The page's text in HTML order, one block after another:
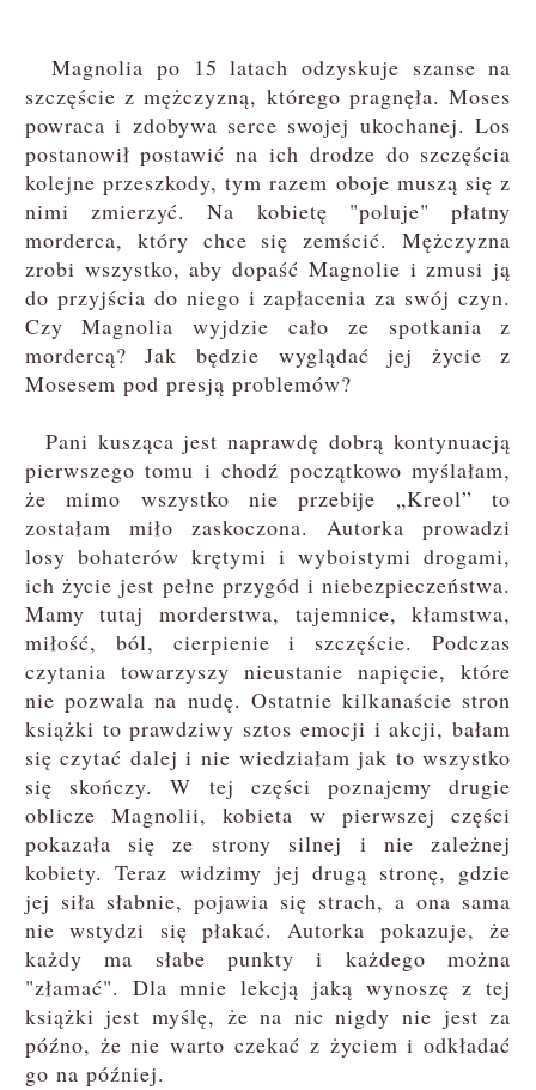
Magnolia po 15 latach odzyskuje szanse na
szczęście z mężczyzną, którego pragnęła. Moses
powraca i zdobywa serce swojej ukochanej. Los
postanowił postawić na ich drodze do szczęścia
kolejne przeszkody, tym razem oboje muszą się z
nimi zmierzyć. Na kobietę "poluje" płatny
morderca, który chce się zemścić. Mężczyzna
zrobi wszystko, aby dopaść Magnolie i zmusi ją
do przyjścia do niego i zapłacenia za swój czyn.
Czy Magnolia wyjdzie cało ze spotkania z
mordercą? Jak będzie wyglądać jej życie z
Mosesem pod presją problemów?
Pani kusząca jest naprawdę dobrą kontynuacją
pierwszego tomu i chodź początkowo myślałam,
że mimo wszystko nie przebije „Kreol” to
zostałam miło zaskoczona. Autorka prowadzi
losy bohaterów krętymi i wyboistymi drogami,
ich życie jest pełne przygód i niebezpieczeństwa.
Mamy tutaj morderstwa, tajemnice, kłamstwa,
miłość, ból, cierpienie i szczęście. Podczas
czytania towarzyszy nieustanie napięcie, które
nie pozwala na nudę. Ostatnie kilkanaście stron
książki to prawdziwy sztos emocji i akcji, bałam
się czytać dalej i nie wiedziałam jak to wszystko
się skończy. W tej części poznajemy drugie
oblicze Magnolii, kobieta w pierwszej części
pokazała się ze strony silnej i nie zależnej
kobiety. Teraz widzimy jej drugą stronę, gdzie
jej siła słabnie, pojawia się strach, a ona sama
nie wstydzi się płakać. Autorka pokazuje, że
każdy ma słabe punkty i każdego można
"złamać". Dla mnie lekcją jaką wynoszę z tej
książki jest myślę, że na nic nigdy nie jest za
późno, że nie warto czekać z życiem i odkładać
go na później.